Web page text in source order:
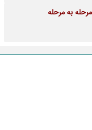
به مرحله